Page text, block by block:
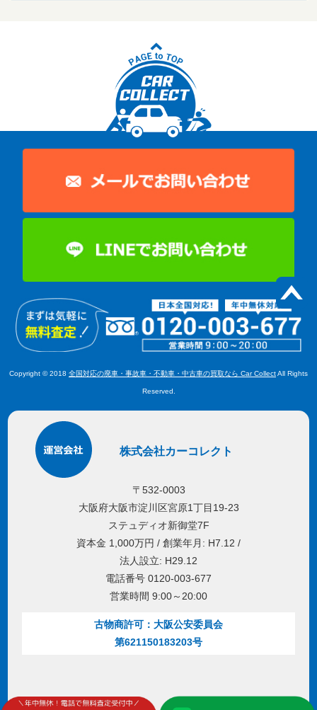
Copyright © 2018 全国対応の廃車・事故車・不動車・中古車の買取なら Car CollectAll Rights
Reserved.
株式会社カーコレクト
〒532-0003
大阪府大阪市淀川区宮原1丁目19-23
ステュディオ新御堂7F
資本金 1,000万円 / 創業年月: H7.12 /
法人設立: H29.12
電話番号 0120-003-677
営業時間 9:00～20:00
古物商許可：大阪公安委員会
第621150183203号